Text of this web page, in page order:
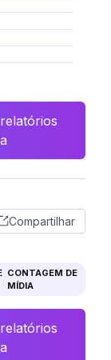
Compartilhar
CONTAGEM DE
MÍDIA